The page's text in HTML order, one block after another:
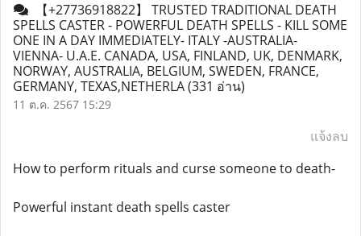
【+27736918822】 TRUSTED TRADITIONAL DEATH
SPELLS CASTER - POWERFUL DEATH SPELLS - KILL SOME
ONE IN A DAY IMMEDIATELY- ITALY -AUSTRALIA-
VIENNA- U.A.E. CANADA, USA, FINLAND, UK, DENMARK,
NORWAY, AUSTRALIA, BELGIUM, SWEDEN, FRANCE,
GERMANY, TEXAS,NETHERLA(331 อ่าน)
11 ต.ค. 2567 15:29
แจ้งลบ
How to perform rituals and curse someone to death-
Powerful instant death spells caster